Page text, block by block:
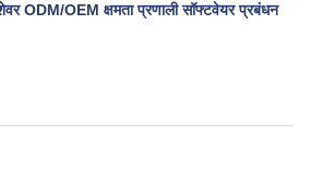
ODM/OEM क्षमता प्रणाली सॉफ्टवेयर प्रबंधन